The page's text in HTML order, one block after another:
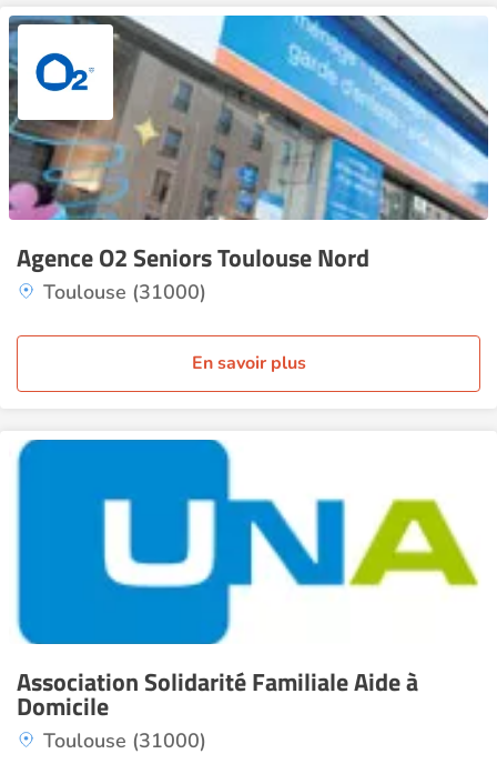
Agence O2 Seniors Toulouse Nord
Toulouse (31000)
En savoir plus
Association Solidarité Familiale Aide à
Domicile
Toulouse (31000)